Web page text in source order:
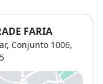
FARIA
Conjunto 1006,